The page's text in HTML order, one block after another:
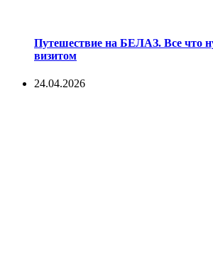
Путешествие на БЕЛАЗ. Все что
визитом
24.04.2026